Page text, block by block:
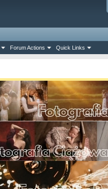
Forum Actions Quick Links